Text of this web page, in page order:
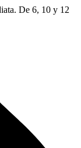
De 6, 10 y 12